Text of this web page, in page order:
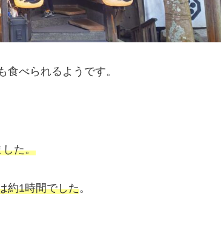
べられるようです。
した。
約1時間でした。